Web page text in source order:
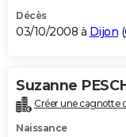
Décès
03/10/2008 à Dijon (
Suzanne
Créer une cagnotte
Naissance